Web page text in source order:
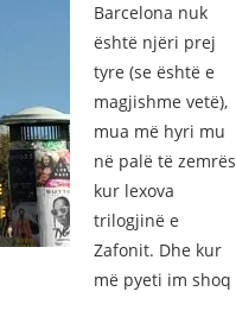
Barcelona nuk
është njëri prej
tyre (se është e
magjishme vetë),
mua më hyri mu
në palë të zemrës
kur lexova
trilogjinë e
Zafonit. Dhe kur
më pyeti im shoq